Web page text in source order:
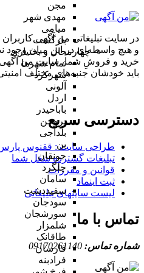
مجن
مهدی شهر
میامی
بازگشت
چهارمحال و بختیاری
تمام شهر‌ها
شهرکرد
آلونی
اردل
باباحیدر
بروجن
بلداجی
بن
جونقان
چلگرد
سامان
سفیددشت
سودجان
سورشجان
شلمزار
طاقانک
فارسان
فرادبنه
در سایت تبلیغاتی من آگهی
و هیچ واسطه‌ای در این میان وجود
خرید و فروشِ شما، سایت من آگهی
باید خودشان جنبه‌های مختلف
دسترسی سریع
طراحی سایت :‌ ققنوس
تبلیغات گسترده شغل شما
قوانین و مقررات
ثبت اینماد
لیست سایتهای تبلیغاتی
تماس با ما
شماره تماس: 09170261140